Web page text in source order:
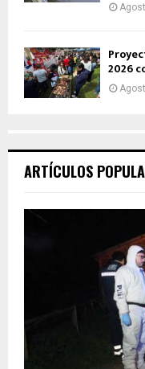
2026
ARTÍCULOS